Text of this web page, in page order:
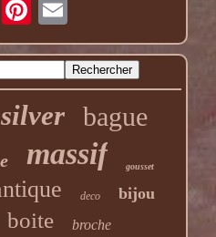
silver bague
massif gousset
deco bijou
boite broche